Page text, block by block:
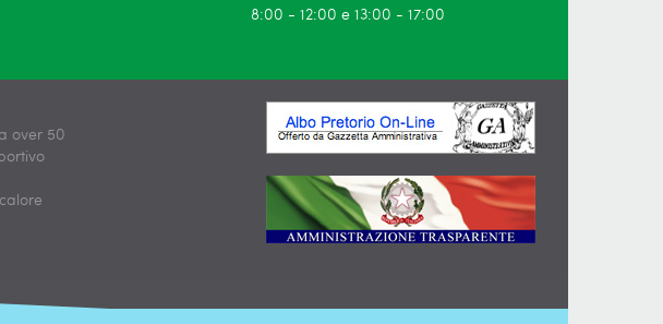
8:00 - 12:00 e 13:00 - 17:00
over 50